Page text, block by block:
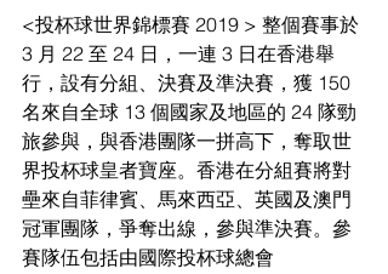
<投杯球世界錦標賽 2019 > 整個賽事於
3 月 22 至 24 日，一連 3 日在香港舉
行，設有分組、決賽及準決賽，獲 150
名來自全球 13 個國家及地區的 24 隊勁
旅參與，與香港團隊一拼高下，奪取世
界投杯球皇者寶座。香港在分組賽將對
壘來自菲律賓、馬來西亞、英國及澳門
冠軍團隊，爭奪出線，參與準決賽。參
賽隊伍包括由國際投杯球總會